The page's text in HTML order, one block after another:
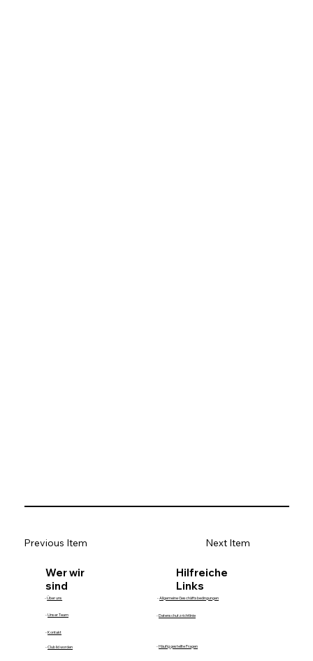
Previous Item Next Item
Wer wir
sind
-Über uns
-Unser Team
-Kontakt
-Club lid worden
Hilfreiche
Links
-Allgemeine Geschäftsbedingungen
-Datenschutzrichtlinie
-Häufig gestellte Fragen